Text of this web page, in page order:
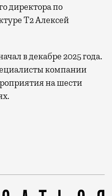
директора по
Т2 Алексей
в декабре 2025 года.
компании
на шести
работы по